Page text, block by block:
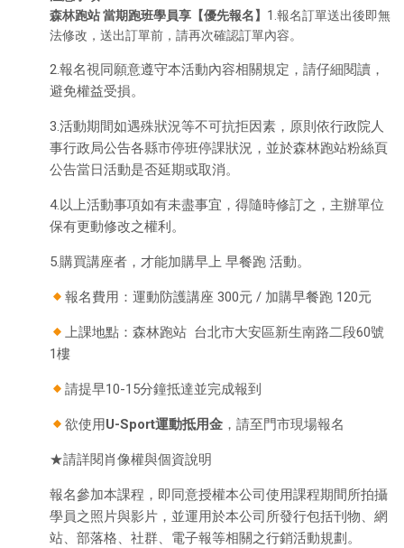
森林跑站 當期跑班學員享【優先報名】 1.報名訂單送出後即無
法修改，送出訂單前，請再次確認訂單內容。
2.報名視同願意遵守本活動內容相關規定，請仔細閱讀，
避免權益受損。
3.活動期間如遇殊狀況等不可抗拒因素，原則依行政院人
事行政局公告各縣市停班停課狀況，並於森林跑站粉絲頁
公告當日活動是否延期或取消。
4.以上活動事項如有未盡事宜，得隨時修訂之，主辦單位
保有更動修改之權利。
5.購買講座者，才能加購早上 早餐跑 活動。
報名費用：運動防護講座 300元 / 加購早餐跑 120元
上課地點：森林跑站 台北市大安區新生南路二段60號
1樓
請提早10-15分鐘抵達並完成報到
欲使用U-Sport運動抵用金 ，請至門市現場報名
★請詳閱肖像權與個資說明
報名參加本課程，即同意授權本公司使用課程期間所拍攝
學員之照片與影片，並運用於本公司所發行包括刊物、網
站、部落格、社群、電子報等相關之行銷活動規劃。